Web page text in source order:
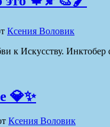
Ксения Воловик
к Искусству. Инктобер
💎✨
Ксения Воловик